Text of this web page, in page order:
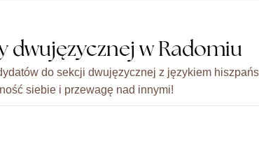
dwujęzycznej w Radomiu
do sekcji dwujęzycznej z językiem
siebie i przewagę nad innymi!